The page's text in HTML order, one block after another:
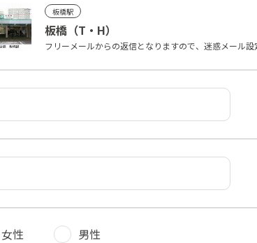
板橋駅
板橋（T・H）
フリーメールからの返信となりますので、迷惑メール
女性 男性